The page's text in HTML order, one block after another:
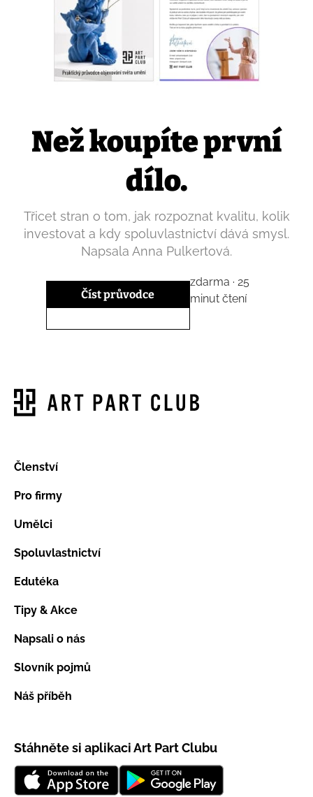
Než koupíte první
dílo.
Třicet stran o tom, jak rozpoznat kvalitu, kolik
investovat a kdy spoluvlastnictví dává smysl.
Napsala Anna Pulkertová.
Číst průvodce
zdarma · 25
minut čtení
Členství
Pro firmy
Umělci
Spoluvlastnictví
Edutéka
Tipy & Akce
Napsali o nás
Slovník pojmů
Náš příběh
Stáhněte si aplikaci Art Part Clubu